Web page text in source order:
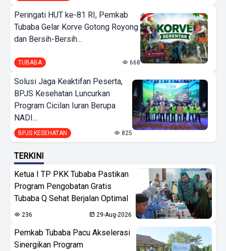
Peringati HUT ke-81 RI, Pemkab
Tubaba Gelar Korve Gotong Royong
dan Bersih-Bersih...
TUBABA 668
Solusi Jaga Keaktifan Peserta,
BPJS Kesehatan Luncurkan
Program Cicilan Iuran Berupa
NADI...
BPJS KESEHATAN 825
TERKINI
Ketua I TP PKK Tubaba Pastikan
Program Pengobatan Gratis
Tubaba Q Sehat Berjalan Optimal
236 29-Aug-2026
Pemkab Tubaba Pacu Akselerasi
Sinergikan Program